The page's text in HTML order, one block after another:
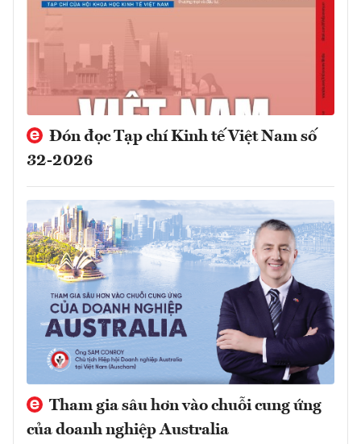
Đón đọc Tạp chí Kinh tế Việt Nam số
32-2026
Tham gia sâu hơn vào chuỗi cung ứng
của doanh nghiệp Australia